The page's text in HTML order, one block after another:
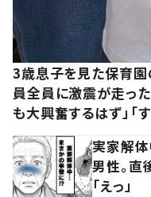
3歳息子を見た保育園
員全員に激震が走っ
も大興奮するはず」「す
実家解
男性。直
「えっ」